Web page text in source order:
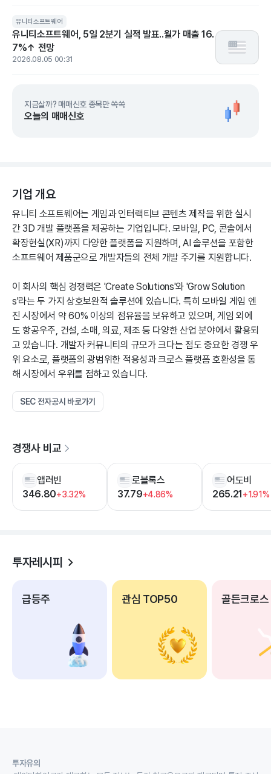
유니티소프트웨어
유니티소프트웨어, 5일 2분기 실적 발표..월가 매출 16.
7%↑ 전망
2026.08.05 00:31
지금살까? 매매신호 종목만 쏙쏙
오늘의 매매신호
기업 개요
유니티 소프트웨어는 게임과 인터랙티브 콘텐츠 제작을 위한 실시
간 3D 개발 플랫폼을 제공하는 기업입니다. 모바일, PC, 콘솔에서
확장현실(XR)까지 다양한 플랫폼을 지원하며, AI 솔루션을 포함한
소프트웨어 제품군으로 개발자들의 전체 개발 주기를 지원합니다.
이 회사의 핵심 경쟁력은 'Create Solutions'와 'Grow Solution
s'라는 두 가지 상호보완적 솔루션에 있습니다. 특히 모바일 게임 엔
진 시장에서 약 60% 이상의 점유율을 보유하고 있으며, 게임 외에
도 항공우주, 건설, 소매, 의료, 제조 등 다양한 산업 분야에서 활용되
고 있습니다. 개발자 커뮤니티의 규모가 크다는 점도 중요한 경쟁 우
위 요소로, 플랫폼의 광범위한 적용성과 크로스 플랫폼 호환성을 통
해 시장에서 우위를 점하고 있습니다.
SEC 전자공시 바로가기
경쟁사 비교
앱러빈
346.80+3.32%
로블록스
37.79+4.86%
어도비
265.21+1.91%
투자레시피
급등주 관심 TOP50 골든크로스
투자유의